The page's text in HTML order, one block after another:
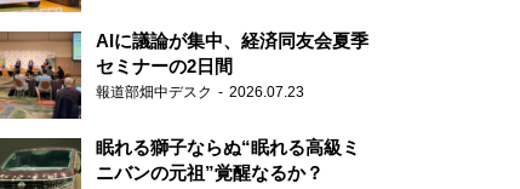
AIに議論が集中、経済同友会夏季
セミナーの2日間
報道部畑中デスク 2026.07.23
眠れる獅子ならぬ“眠れる高級ミ
ニバンの元祖”覚醒なるか？